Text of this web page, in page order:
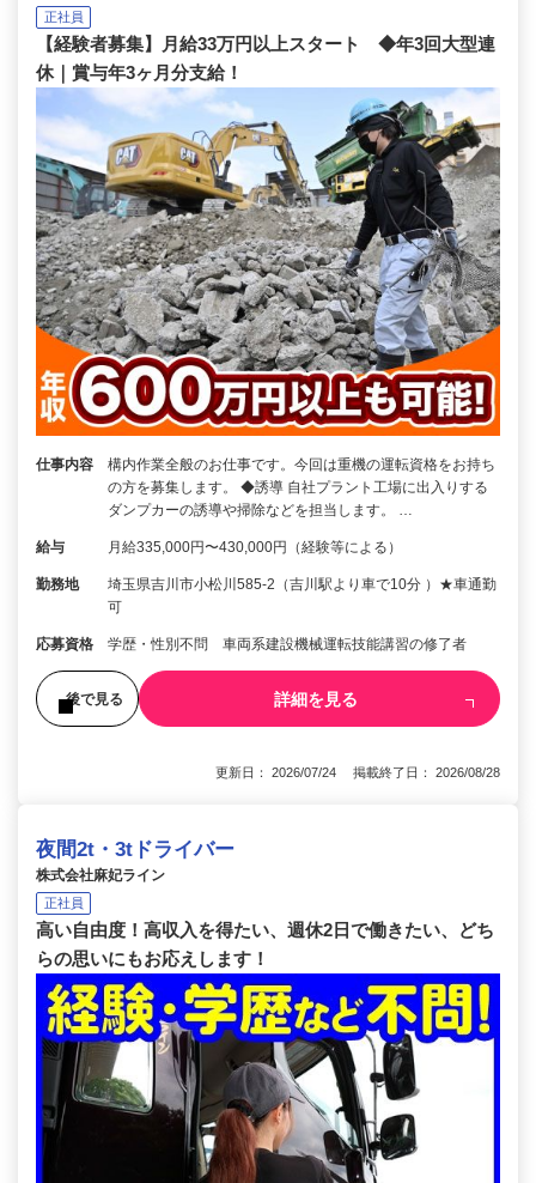
正社員
【経験者募集】月給33万円以上スタート ◆年3回大型連
休｜賞与年3ヶ月分支給！
仕事内容
構内作業全般のお仕事です。今回は重機の運転資格をお持ち
の方を募集します。 ◆誘導 自社プラント工場に出入りする
ダンプカーの誘導や掃除などを担当します。 …
給与 月給335,000円〜430,000円（経験等による）
勤務地
埼玉県吉川市小松川585-2（吉川駅より車で10分 ）★車通勤
可
応募資格 学歴・性別不問 車両系建設機械運転技能講習の修了者
後で見る 詳細を見る
更新日： 2026/07/24 掲載終了日： 2026/08/28
夜間2t・3tドライバー
株式会社麻妃ライン
正社員
高い自由度！高収入を得たい、週休2日で働きたい、どち
らの思いにもお応えします！